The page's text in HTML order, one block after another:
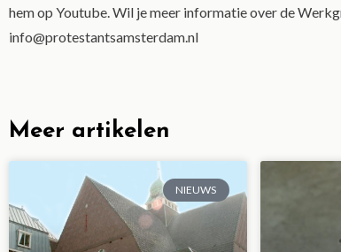
hem op Youtube. Wil je meer informatie over de
info@protestantsamsterdam.nl
Meer artikelen
NIEUWS